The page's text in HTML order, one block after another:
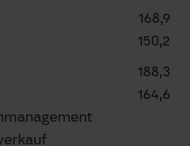
168,9
150,2
188,3
164,6